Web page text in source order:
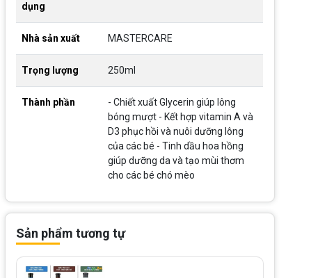
dụng
Nhà sản xuất MASTERCARE
Trọng lượng 250ml
Thành phần
- Chiết xuất Glycerin giúp lông
bóng mượt - Kết hợp vitamin A và
D3 phục hồi và nuôi dưỡng lông
của các bé - Tinh dầu hoa hồng
giúp dưỡng da và tạo mùi thơm
cho các bé chó mèo
Sản phẩm tương tự